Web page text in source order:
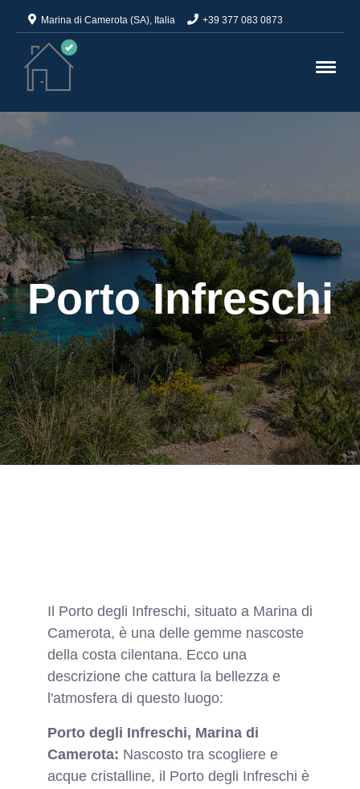
Marina di Camerota (SA), Italia +39 377 083 0873
Porto Infreschi
Il Porto degli Infreschi, situato a Marina di
Camerota, è una delle gemme nascoste
della costa cilentana. Ecco una
descrizione che cattura la bellezza e
l'atmosfera di questo luogo:
Porto degli Infreschi, Marina di
Camerota: Nascosto tra scogliere e
acque cristalline, il Porto degli Infreschi è